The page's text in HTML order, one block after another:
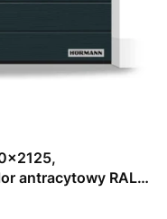
antracytowy RAL